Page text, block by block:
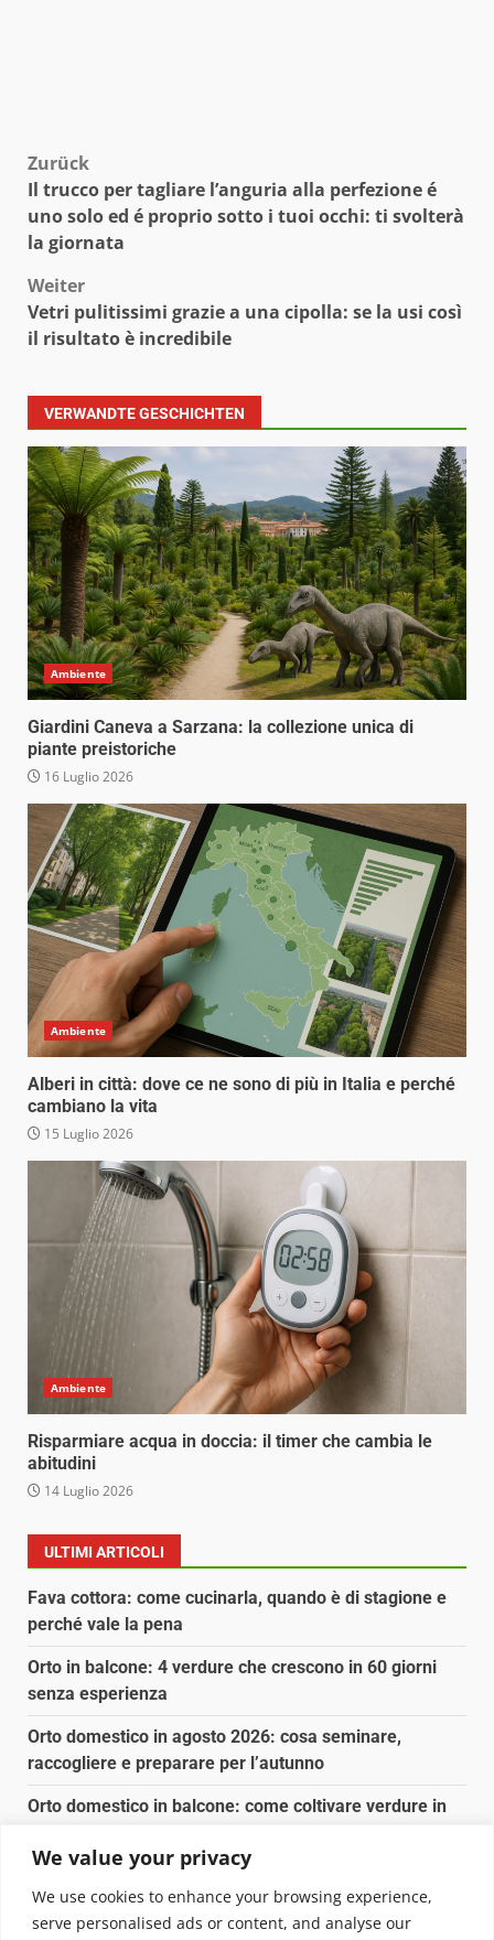
We value your privacy
We use cookies to enhance your browsing experience,
serve personalised ads or content, and analyse our
Beitragsnavigation
Zurück
Il trucco per tagliare l’anguria alla perfezione é
uno solo ed é proprio sotto i tuoi occhi: ti svolterà
la giornata
Weiter
Vetri pulitissimi grazie a una cipolla: se la usi così
il risultato è incredibile
VERWANDTE GESCHICHTEN
Ambiente
Giardini Caneva a Sarzana: la collezione unica di
piante preistoriche
16 Luglio 2026
Ambiente
Alberi in città: dove ce ne sono di più in Italia e perché
cambiano la vita
15 Luglio 2026
Ambiente
Risparmiare acqua in doccia: il timer che cambia le
abitudini
14 Luglio 2026
ULTIMI ARTICOLI
Fava cottora: come cucinarla, quando è di stagione e
perché vale la pena
Orto in balcone: 4 verdure che crescono in 60 giorni
senza esperienza
Orto domestico in agosto 2026: cosa seminare,
raccogliere e preparare per l’autunno
Orto domestico in balcone: come coltivare verdure in
Olio di argan in cucina: come usarlo davvero (e quando
conviene)